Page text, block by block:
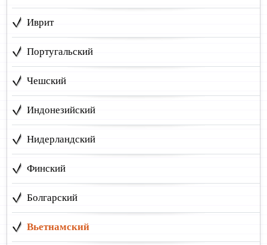
Иврит
Португальский
Чешский
Индонезийский
Нидерландский
Финский
Болгарский
Вьетнамский